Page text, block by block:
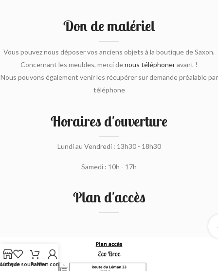
Don de matériel
Vous pouvez nous déposer vos anciens objets à la boutique de Saxon.
Concernant les meubles, merci denous téléphoneravant !
Nous pouvons également venir les récupérer sur demande préalable par
téléphone
Horaires d'ouverture
Lundi au Vendredi : 13h30 - 18h30
Samedi : 10h - 17h
Plan d'accès
Liste de souhaits
Panier
Mon compte